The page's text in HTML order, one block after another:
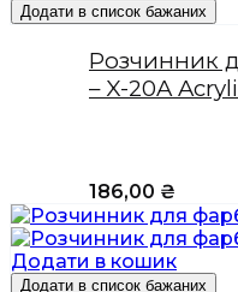
Додати в список бажаних
Розчинник
– X-20A
186,00 ₴
Додати в кошик
Додати в список бажаних